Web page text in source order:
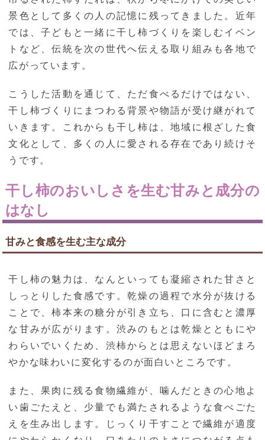
景色として多くの人の記憶に残ってきました。近年
では、子どもと一緒に干し柿づくりを楽しむイベン
トなど、伝統を次の世代へ伝える取り組みも各地で
広がっています。
こうした活動を通じて、ただ食べるだけではない、
干し柿づくりにまつわる背景や物語が受け継がれて
いきます。これからも干し柿は、地域に根ざした食
文化として、多くの人に愛される存在であり続けそ
うです。
干し柿のおいしさを生む甘みと成分の
はなし
甘みと食感を生む主な成分
干し柿の魅力は、なんといっても凝縮された甘さと
しっとりした食感です。乾燥の過程で水分が抜ける
ことで、柿本来の糖分が引き立ち、口に含むと濃厚
な甘みが広がります。渋みのもとは乾燥とともにや
わらいでいくため、渋柿からとは思えないほどまろ
やかな味わいに変化するのが面白いところです。
また、果肉に残る食物繊維が、噛んだときの心地よ
い歯ごたえと、少量でも満たされるような食べごた
えを生み出します。じっくり干すことで繊維が適度